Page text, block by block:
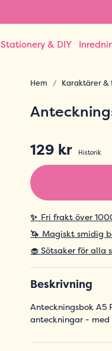
Stationery & DIY
Hem Karaktärer &
129 kr
Historik
✨ Fri frakt över
🦄 Magiskt smidig
🧁 Sötsaker för alla
Beskrivning
Anteckningsbok A5
anteckningar - med